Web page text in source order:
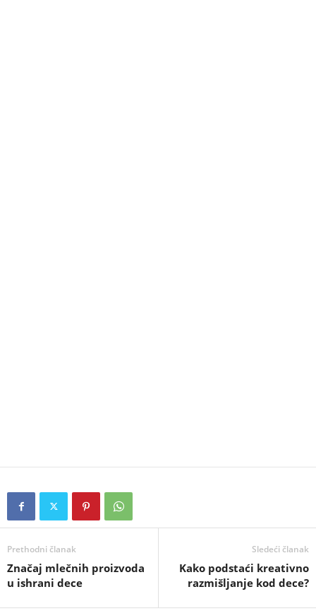
Prethodni članak
Značaj mlečnih proizvoda
u ishrani dece
Sledeći članak
Kako podstaći kreativno
razmišljanje kod dece?